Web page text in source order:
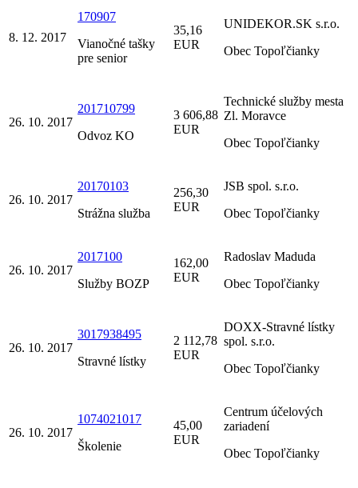
8. 12. 2017
170907
Vianočné tašky
pre senior
35,16
EUR
UNIDEKOR.SK s.r.o.
Obec Topoľčianky
26. 10. 2017
201710799
Odvoz KO
3 606,88
EUR
Technické služby mesta
Zl. Moravce
Obec Topoľčianky
26. 10. 2017
20170103
Strážna služba
256,30
EUR
JSB spol. s.r.o.
Obec Topoľčianky
26. 10. 2017
2017100
Služby BOZP
162,00
EUR
Radoslav Maduda
Obec Topoľčianky
26. 10. 2017
3017938495
Stravné lístky
2 112,78
EUR
DOXX-Stravné lístky
spol. s.r.o.
Obec Topoľčianky
26. 10. 2017
1074021017
Školenie
45,00
EUR
Centrum účelových
zariadení
Obec Topoľčianky